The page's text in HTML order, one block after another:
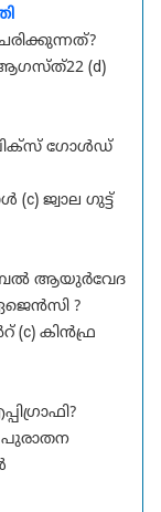
ആഗസ്ത്22 (d)
പിക്സ് ഗോൾഡ്
(c) ജ്വാല ഗുട്ട്
ആയുർവേദ
?
(c) കിൻഫ്ര
പുരാതന